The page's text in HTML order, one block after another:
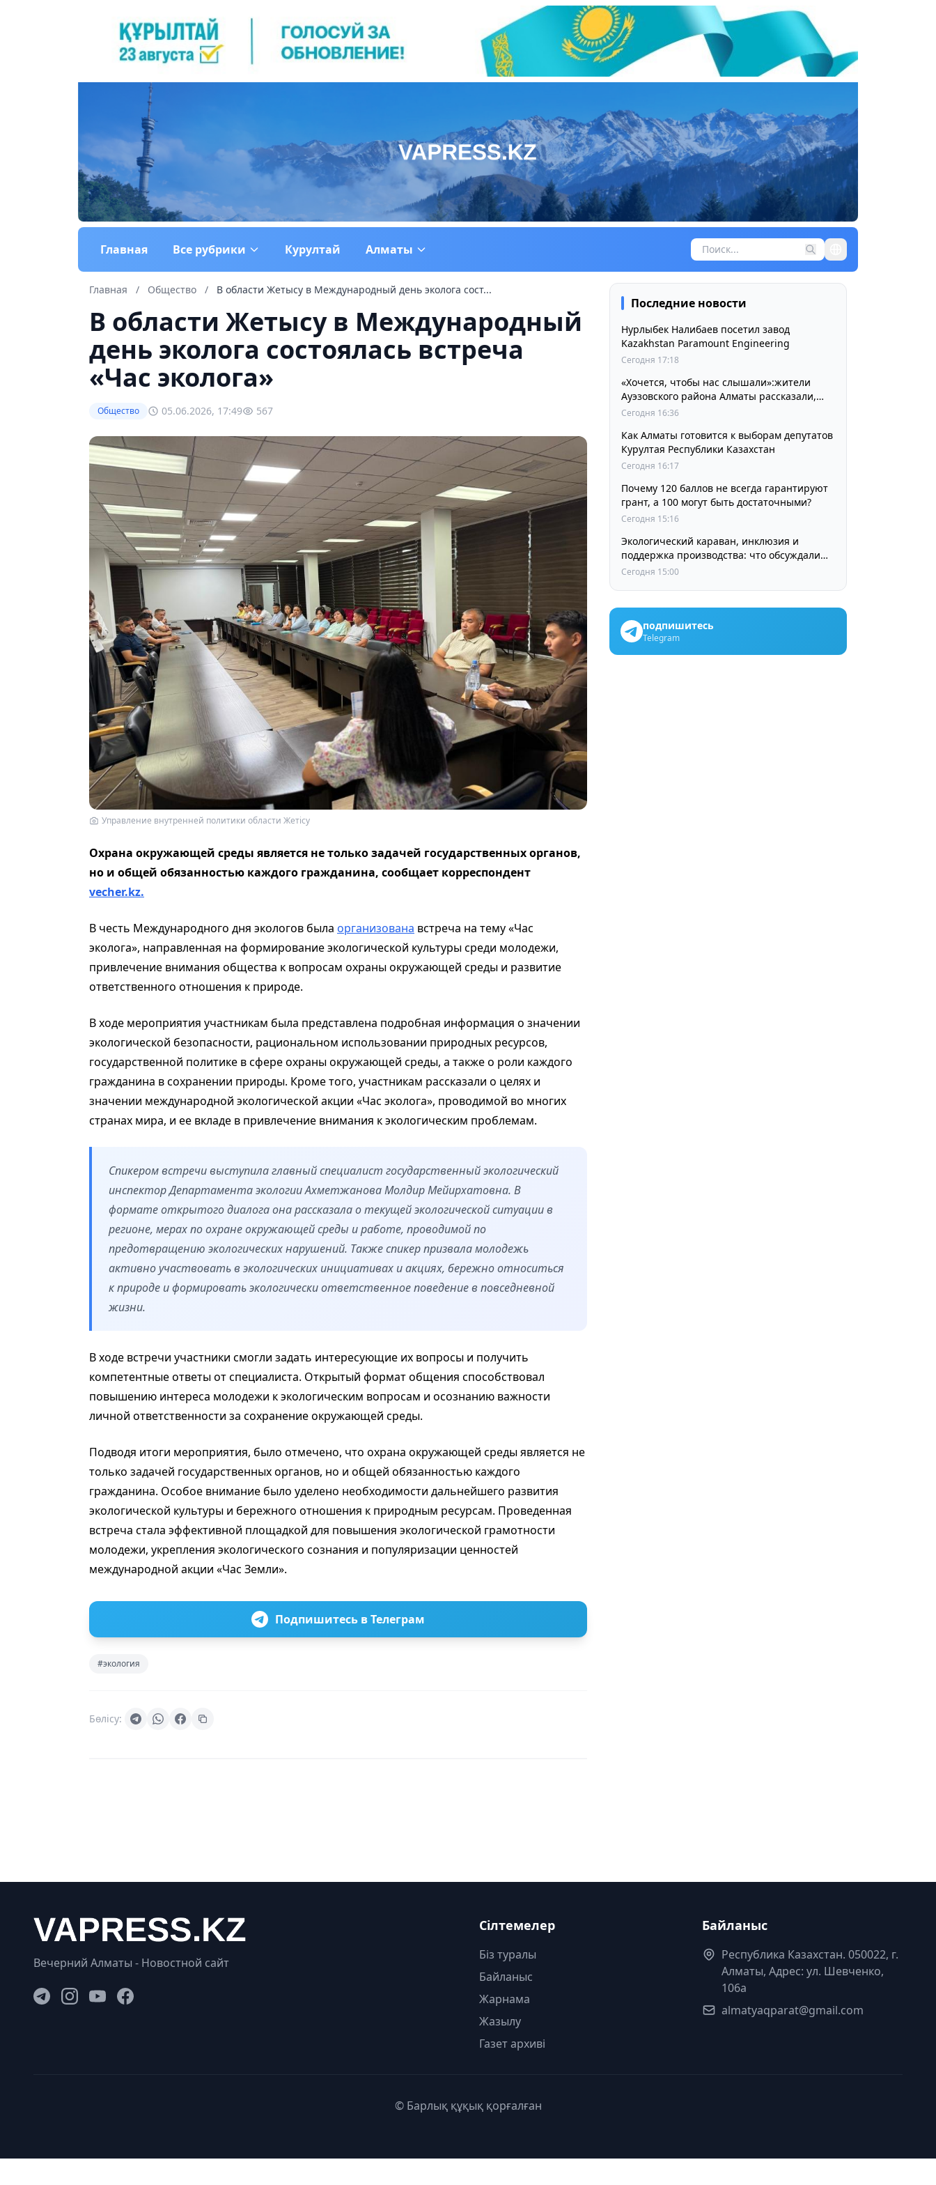
Главная Все рубрики Курултай Алматы
Главная / Общество / В области Жетысу в Международный день эколога сост...
В области Жетысу в Международный
день эколога состоялась встреча
«Час эколога»
Общество 05.06.2026, 17:49 567
Управление внутренней политики области Жетісу
Охрана окружающей среды является не только задачей государственных органов,
но и общей обязанностью каждого гражданина, сообщает корреспондент
vecher.kz.
В честь Международного дня экологов была организована встреча на тему «Час
эколога», направленная на формирование экологической культуры среди молодежи,
привлечение внимания общества к вопросам охраны окружающей среды и развитие
ответственного отношения к природе.
В ходе мероприятия участникам была представлена подробная информация о значении
экологической безопасности, рациональном использовании природных ресурсов,
государственной политике в сфере охраны окружающей среды, а также о роли каждого
гражданина в сохранении природы. Кроме того, участникам рассказали о целях и
значении международной экологической акции «Час эколога», проводимой во многих
странах мира, и ее вкладе в привлечение внимания к экологическим проблемам.
Спикером встречи выступила главный специалист государственный экологический
инспектор Департамента экологии Ахметжанова Молдир Мейирхатовна. В
формате открытого диалога она рассказала о текущей экологической ситуации в
регионе, мерах по охране окружающей среды и работе, проводимой по
предотвращению экологических нарушений. Также спикер призвала молодежь
активно участвовать в экологических инициативах и акциях, бережно относиться
к природе и формировать экологически ответственное поведение в повседневной
жизни.
В ходе встречи участники смогли задать интересующие их вопросы и получить
компетентные ответы от специалиста. Открытый формат общения способствовал
повышению интереса молодежи к экологическим вопросам и осознанию важности
личной ответственности за сохранение окружающей среды.
Подводя итоги мероприятия, было отмечено, что охрана окружающей среды является не
только задачей государственных органов, но и общей обязанностью каждого
гражданина. Особое внимание было уделено необходимости дальнейшего развития
экологической культуры и бережного отношения к природным ресурсам. Проведенная
встреча стала эффективной площадкой для повышения экологической грамотности
молодежи, укрепления экологического сознания и популяризации ценностей
международной акции «Час Земли».
Подпишитесь в Телеграм
#экология
Бөлісу:
Последние новости
Нурлыбек Налибаев посетил завод
Kazakhstan Paramount Engineering
Сегодня 17:18
«Хочется, чтобы нас слышали»:жители
Ауэзовского района Алматы рассказали,
чего ждут от выборов депутатов Курултая
Сегодня 16:36
Как Алматы готовится к выборам депутатов
Курултая Республики Казахстан
Сегодня 16:17
Почему 120 баллов не всегда гарантируют
грант, а 100 могут быть достаточными?
Сегодня 15:16
Экологический караван, инклюзия и
поддержка производства: что обсуждали
партии в регионах
Сегодня 15:00
подпишитесь
Telegram
Вечерний Алматы - Новостной сайт
Сілтемелер
Біз туралы
Байланыс
Жарнама
Жазылу
Газет архиві
Байланыс
Республика Казахстан. 050022, г.
Алматы, Адрес: ул. Шевченко,
106а
almatyaqparat@gmail.com
© Барлық құқық қорғалған